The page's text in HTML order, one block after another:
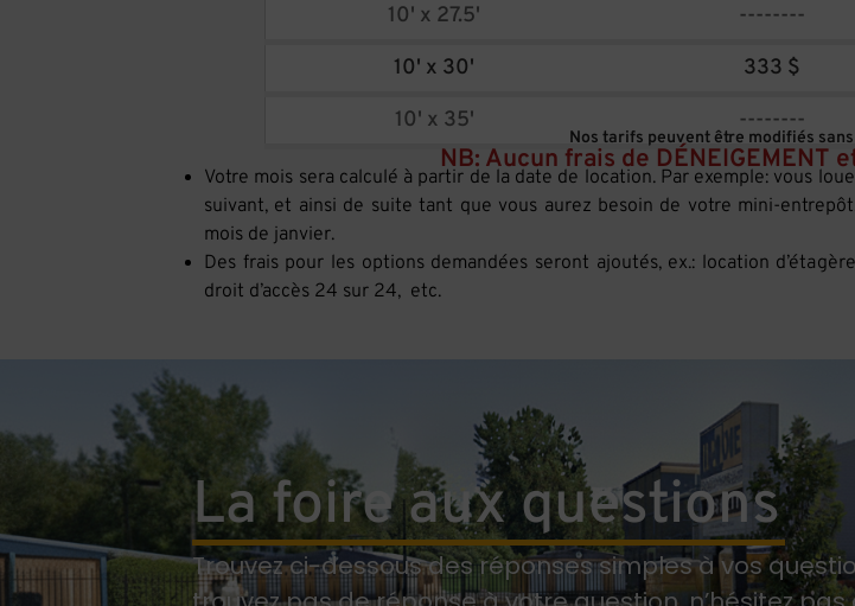
10' x 27.5'
--------
10' x 30'
333 $
10' x 35'
--------
Nos tarifs peuvent être modifiés
NB: Aucun frais de DÉNEIGEMENT
Votre mois sera calculé à partir de la date de location. Par exemple: vous
suivant, et ainsi de suite tant que vous aurez besoin de votre mini-
mois de janvier.
Des frais pour les options demandées seront ajoutés, ex.: location
droit d’accès 24 sur 24, etc.
La foire aux questions
Trouvez ci-dessous des réponses simples à vos